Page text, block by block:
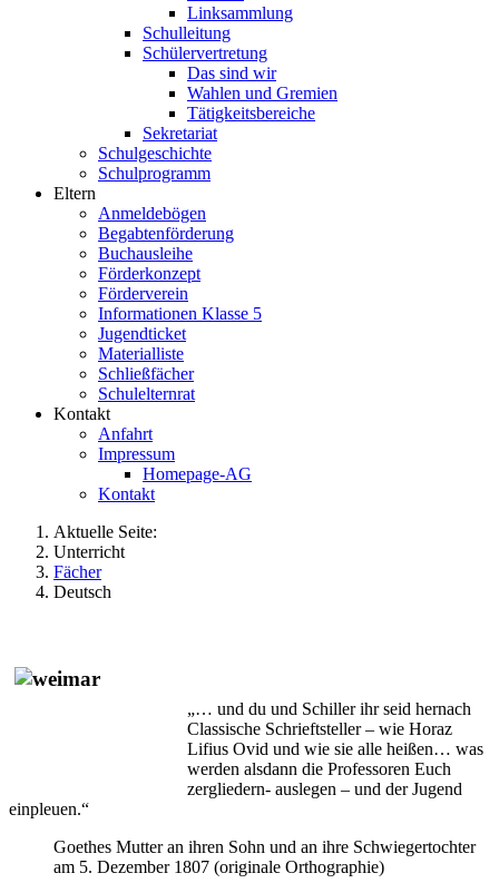
Linksammlung
Schulleitung
Schülervertretung
Das sind wir
Wahlen und Gremien
Tätigkeitsbereiche
Sekretariat
Schulgeschichte
Schulprogramm
Eltern
Anmeldebögen
Begabtenförderung
Buchausleihe
Förderkonzept
Förderverein
Informationen Klasse 5
Jugendticket
Materialliste
Schließfächer
Schulelternrat
Kontakt
Anfahrt
Impressum
Homepage-AG
Kontakt
Aktuelle Seite:
Unterricht
Fächer
Deutsch
„… und du und Schiller ihr seid hernach
Classische Schrieftsteller – wie Horaz
Lifius Ovid und wie sie alle heißen… was
werden alsdann die Professoren Euch
zergliedern- auslegen – und der Jugend
einpleuen.“
Goethes Mutter an ihren Sohn und an ihre Schwiegertochter
am 5. Dezember 1807 (originale Orthographie)